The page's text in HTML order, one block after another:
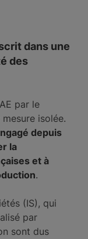
dans une
des
par le
isolée.
depuis
la
et à
.
(IS), qui
par
sont dus